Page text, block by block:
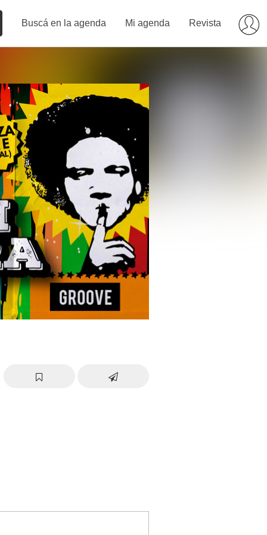
Buscá en la agenda Mi agenda Revista